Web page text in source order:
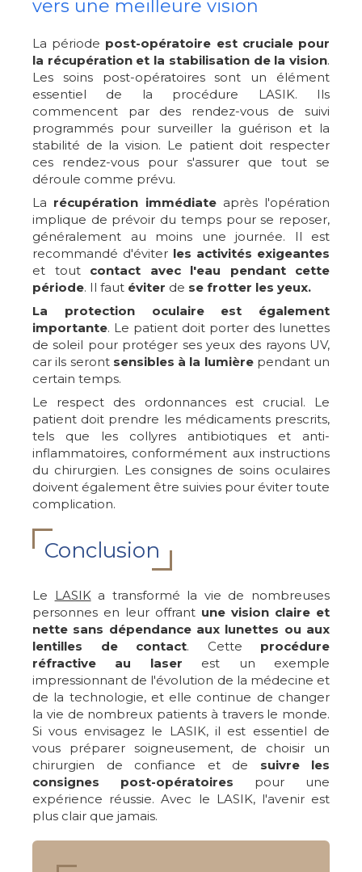
vers une meilleure vision
La période post-opératoire est cruciale pour
la récupération et la stabilisation de la vision.
Les soins post-opératoires sont un élément
essentiel de la procédure LASIK. Ils
commencent par des rendez-vous de suivi
programmés pour surveiller la guérison et la
stabilité de la vision. Le patient doit respecter
ces rendez-vous pour s'assurer que tout se
déroule comme prévu.
La récupération immédiateaprès l'opération
implique de prévoir du temps pour se reposer,
généralement au moins une journée. Il est
recommandé d'éviter les activités exigeantes
et tout contact avec l'eau pendant cette
période. Il faut éviter de se frotter les yeux.
La protection oculaire est également
importante. Le patient doit porter des lunettes
de soleil pour protéger ses yeux des rayons UV,
car ils seront sensibles à la lumière pendant un
certain temps.
Le respect des ordonnances est crucial. Le
patient doit prendre les médicaments prescrits,
tels que les collyres antibiotiques et anti-
inflammatoires, conformément aux instructions
du chirurgien. Les consignes de soins oculaires
doivent également être suivies pour éviter toute
complication.
Conclusion
Le LASIK a transformé la vie de nombreuses
personnes en leur offrant une vision claire et
nette sans dépendance aux lunettes ou aux
lentilles de contact. Cette procédure
réfractive au laser est un exemple
impressionnant de l'évolution de la médecine et
de la technologie, et elle continue de changer
la vie de nombreux patients à travers le monde.
Si vous envisagez le LASIK, il est essentiel de
vous préparer soigneusement, de choisir un
chirurgien de confiance et de suivre les
consignes post-opératoires pour une
expérience réussie. Avec le LASIK, l'avenir est
plus clair que jamais.